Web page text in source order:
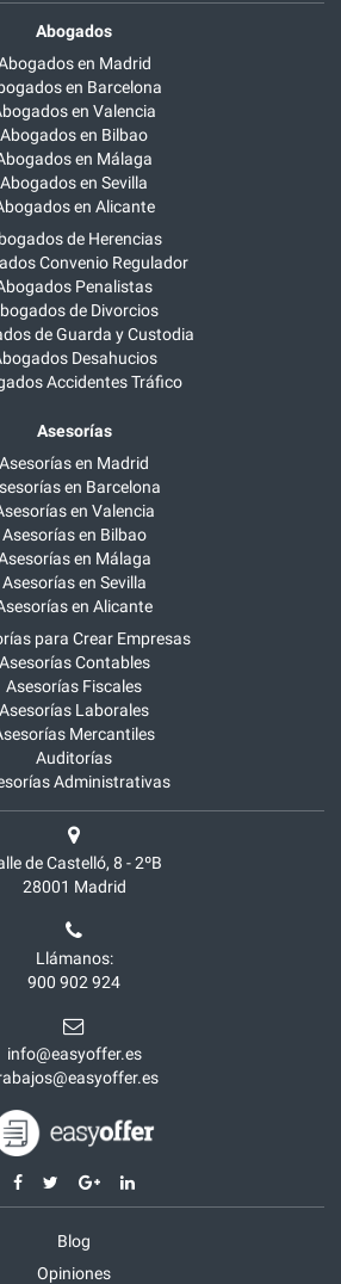
Abogados
en Madrid
en Barcelona
en Valencia
Abogados en Bilbao
en Málaga
Abogados en Sevilla
en Alicante
de Herencias
Convenio Regulador
Penalistas
de Divorcios
de Guarda y Custodia
Desahucios
Accidentes Tráfico
Asesorías
Asesorías en Madrid
en Barcelona
en Valencia
Asesorías en Bilbao
en Málaga
Asesorías en Sevilla
en Alicante
para Crear Empresas
Asesorías Contables
Asesorías Fiscales
Asesorías Laborales
Mercantiles
Auditorías
Administrativas
de Castelló, 8 - 2ºB
28001 Madrid
Llámanos:
900 902 924
info@easyoffer.es
Blog
Opiniones